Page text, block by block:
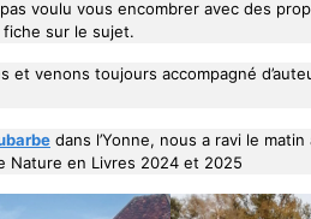
voulu vous encombrer avec des
sur le sujet.
venons toujours accompagné
dans l’Yonne, nous a ravi le
Nature en Livres 2024 et 2025